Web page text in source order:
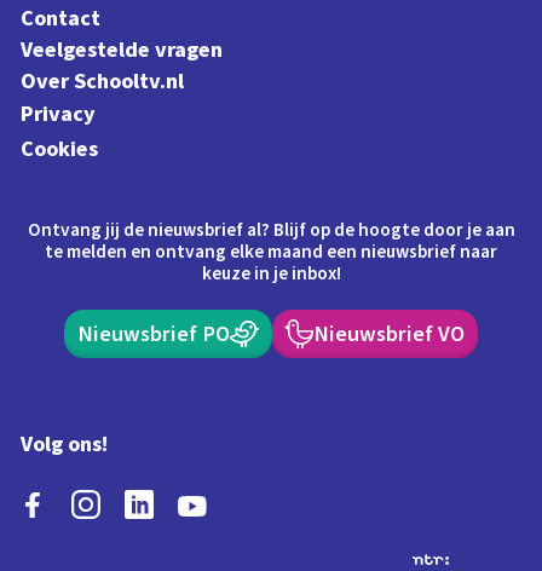
Contact
Veelgestelde vragen
Over Schooltv.nl
Privacy
Cookies
Ontvang jij de nieuwsbrief al? Blijf op de hoogte door je aan
te melden en ontvang elke maand een nieuwsbrief naar
keuze in je inbox!
Nieuwsbrief PO Nieuwsbrief VO
Volg ons!